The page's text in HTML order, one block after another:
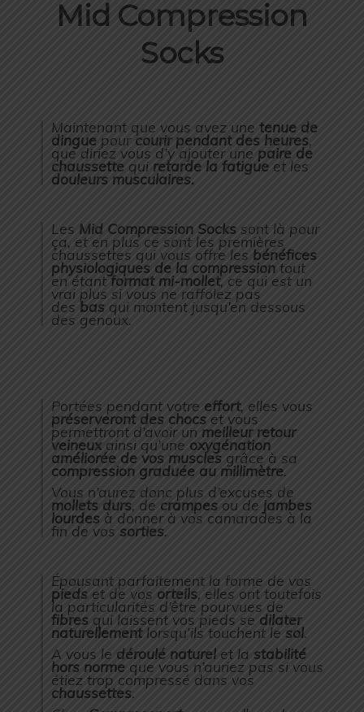
Mid Compression
Socks
Maintenant que vous avez une tenue de
dingue pour courir pendant des heures,
que diriez vous d’y ajouter une paire de
chaussette qui retarde la fatigue et les
douleurs musculaires.
Les Mid Compression Socks sont là pour
ça, et en plus ce sont les premières
chaussettes qui vous offre les bénéfices
physiologiques de la compression tout
en étantformat mi-mollet, ce qui est un
vrai plus si vous ne raffolez pas
des bas qui montent jusqu’en dessous
des genoux.
Portées pendant votre effort, elles vous
préserveront des chocs et vous
permettront d’avoir un meilleur retour
veineux ainsi qu’une oxygénation
améliorée de vos muscles grâce à sa
compression graduée au millimètre.
Vous n’aurez donc plus d’excuses de
mollets durs, de crampes ou de jambes
lourdes à donner à vos camarades à la
fin de vos sorties.
Épousant parfaitement la forme de vos
pieds et de vos orteils, elles ont toutefois
la particularités d’être pourvues de
fibres qui laissent vos pieds se dilater
naturellementlorsqu’ils touchent le sol.
A vous le déroulé naturel et la stabilité
hors norme que vous n’auriez pas si vous
étiez trop compressé dans vos
chaussettes.